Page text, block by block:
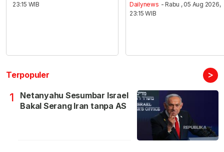
23:15 WIB
Dailynews - Rabu , 05 Aug 2026,
23:15 WIB
Terpopuler >
1
Netanyahu Sesumbar Israel
Bakal Serang Iran tanpa AS